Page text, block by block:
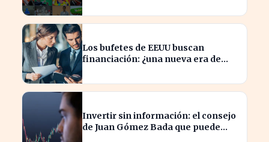
modelos
Los bufetes de EEUU buscan
financiación: ¿una nueva era de
Invertir sin información: el consejo
de Juan Gómez Bada que puede